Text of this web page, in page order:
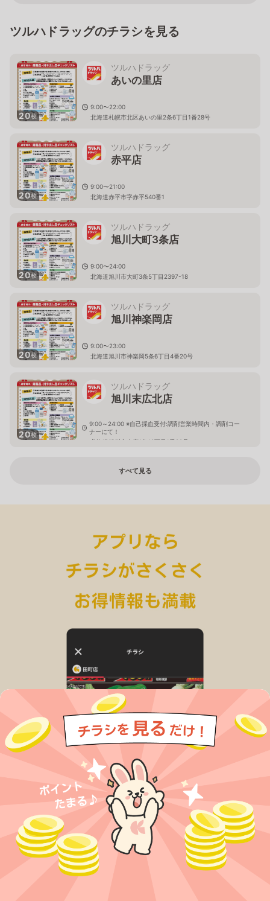
ツルハドラッグのチラシを見る
20枚
ツルハドラッグ
あいの里店
9:00〜22:00
北海道札幌市北区あいの里2条6丁目1番28号
20枚
ツルハドラッグ
赤平店
9:00〜21:00
北海道赤平市字赤平540番1
20枚
ツルハドラッグ
旭川大町3条店
9:00〜24:00
北海道旭川市大町3条5丁目2397-18
20枚
ツルハドラッグ
旭川神楽岡店
9:00〜23:00
北海道旭川市神楽岡5条6丁目4番20号
20枚
ツルハドラッグ
旭川末広北店
9:00～24:00 ※自己採血受付:調剤営業時間内・調剤コー
ナーにて！
北海道旭川市末広1条10丁目1番20号
すべて見る